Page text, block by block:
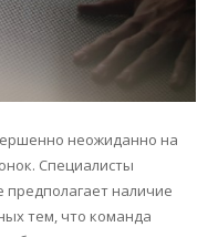
неожиданно на
Специалисты
предполагает наличие
тем, что команда